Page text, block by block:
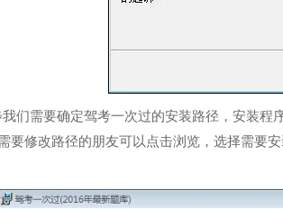
们需要确定驾考一次过的安装路径，安装程
要修改路径的朋友可以点击浏览，选择需要